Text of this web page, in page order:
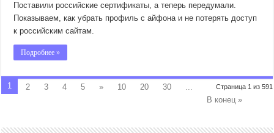
Поставили российские сертификаты, а теперь передумали.
Показываем, как убрать профиль с айфона и не потерять доступ
к российским сайтам.
Подробнее »
Страница 1 из 591
1 2 3 4 5 » 10 20 30
...
В конец »